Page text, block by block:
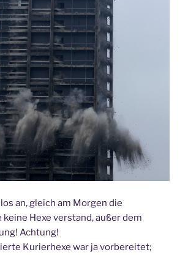
an, gleich am Morgen die
keine Hexe verstand, außer dem
Achtung!
Kurierhexe war ja vorbereitet;